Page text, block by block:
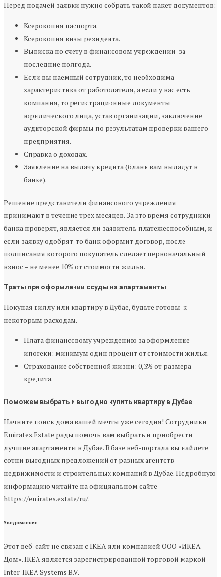
Перед подачей заявки нужно собрать такой пакет документов:
Ксерокопия паспорта.
Ксерокопия визы резидента.
Выписка по счету в финансовом учреждении за
последние полгода.
Если вы наемный сотрудник, то необходима
характеристика от работодателя, а если у вас есть
компания, то регистрационные документы
юридического лица, устав организации, заключение
аудиторской фирмы по результатам проверки вашего
предприятия.
Справка о доходах.
Заявление на выдачу кредита (бланк вам выдадут в
банке).
Решение представители финансового учреждения
принимают в течение трех месяцев. За это время сотрудники
банка проверят, является ли заявитель платежеспособным, и
если заявку одобрят, то банк оформит договор, после
подписания которого покупатель сделает первоначальный
взнос – не менее 10% от стоимости жилья.
Траты при оформлении ссуды на апартаменты
Покупая виллу или квартиру в Дубае, будьте готовы к
некоторым расходам.
Плата финансовому учреждению за оформление
ипотеки: минимум один процент от стоимости жилья.
Страхование собственной жизни: 0,3% от размера
кредита.
Поможем выбрать и выгодно купить квартиру в Дубае
Начните поиск дома вашей мечты уже сегодня! Сотрудники
Emirates.Estate рады помочь вам выбрать и приобрести
лучшие апартаменты в Дубае. В базе веб-портала вы найдете
сотни выгодных предложений от разных агентств
недвижимости и строительных компаний в Дубае. Подробную
информацию читайте на официальном сайте –
https://emirates.estate/ru/.
Уведомление
Этот веб-сайт не связан с IKEA или компанией ООО «ИКЕА
Дом». IKEA является зарегистрированной торговой маркой
Inter-IKEA Systems B.V.